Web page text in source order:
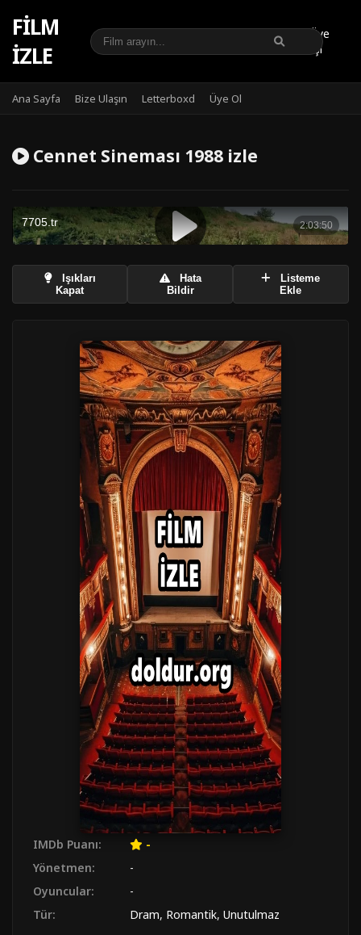
FILM
IZLE
Üye
Girişi
Ana Sayfa Bize Ulaşın Letterboxd Üye Ol
Cennet Sineması 1988 izle
Işıkları
Kapat
Hata
Bildir
Listeme
Ekle
IMDb Puanı:
-
Yönetmen:
-
Oyuncular:
-
Tür:
Dram, Romantik, Unutulmaz